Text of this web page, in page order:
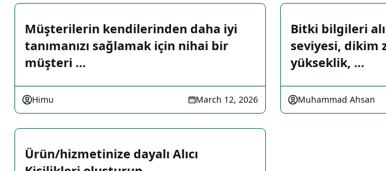
Müşterilerin kendilerinden daha iyi
tanımanızı sağlamak için nihai bir
müşteri …
Himu March 12, 2026
Bitki bilgileri
seviyesi, dikim
yükseklik, …
Muhammad Ahsan
Ürün/hizmetinize dayalı Alıcı